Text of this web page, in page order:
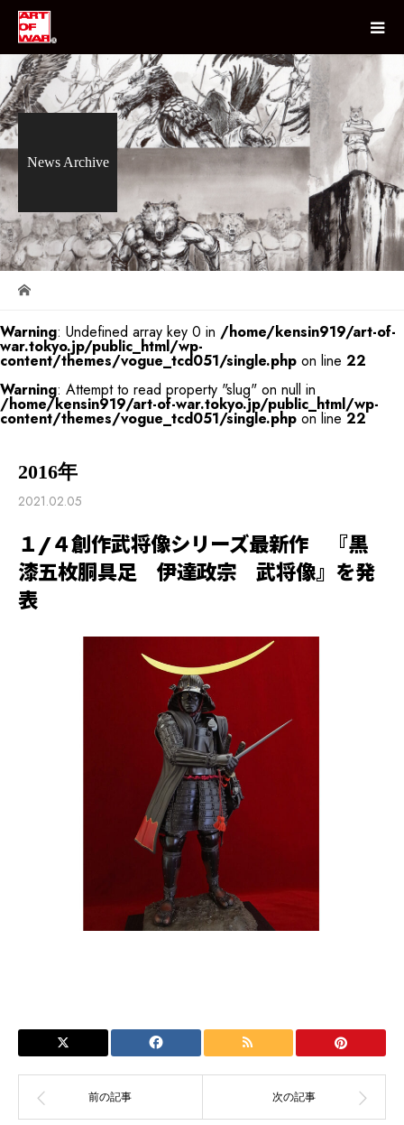
News Archive
Warning: Undefined array key 0 in /home/kensin919/art-of-
war.tokyo.jp/public_html/wp-
content/themes/vogue_tcd051/single.php on line 22
Warning: Attempt to read property "slug" on null in
/home/kensin919/art-of-war.tokyo.jp/public_html/wp-
content/themes/vogue_tcd051/single.php on line22
2016年
2021.02.05
１/４創作武将像シリーズ最新作 『黒
漆五枚胴具足 伊達政宗 武将像』を発
表